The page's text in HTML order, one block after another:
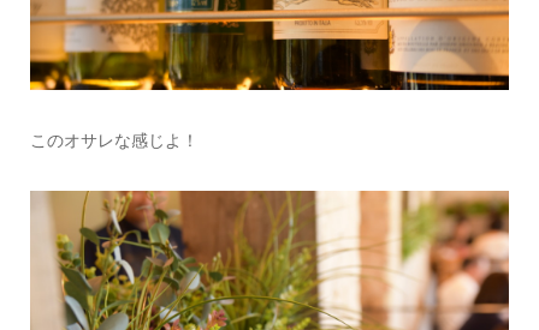
このオサレな感じよ！